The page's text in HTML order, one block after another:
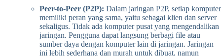
Peer-to-Peer (P2P): Dalam jaringan P2P, setiap komputer
memiliki peran yang sama, yaitu sebagai klien dan server
sekaligus. Tidak ada komputer pusat yang mengendalikan
jaringan. Pengguna dapat langsung berbagi file atau
sumber daya dengan komputer lain di jaringan. Jaringan
ini lebih sederhana dan murah untuk dibuat, namun